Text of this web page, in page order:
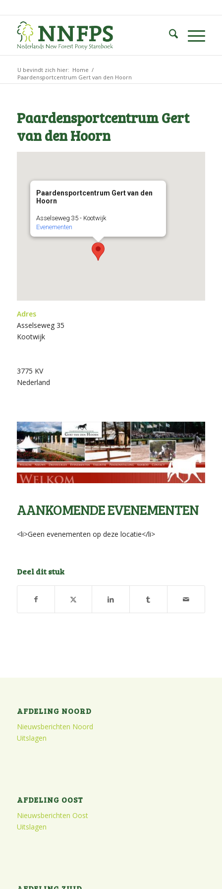
U bevindt zich hier: Home /
Paardensportcentrum Gert van den Hoorn
Paardensportcentrum Gert
van den Hoorn
Paardensportcentrum Gert van den
Hoorn
Asselseweg 35 - Kootwijk
Evenementen
Adres
Asselseweg 35
Kootwijk
3775 KV
Nederland
AANKOMENDE EVENEMENTEN
<li>Geen evenementen op deze locatie</li>
Deel dit stuk
AFDELING NOORD
Nieuwsberichten Noord
Uitslagen
AFDELING OOST
Nieuwsberichten Oost
Uitslagen